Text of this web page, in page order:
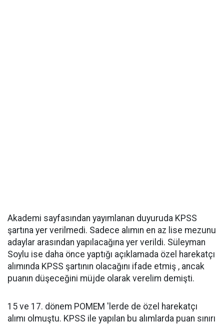
Akademi sayfasından yayımlanan duyuruda KPSS
şartına yer verilmedi. Sadece alımın en az lise mezunu
adaylar arasından yapılacağına yer verildi. Süleyman
Soylu ise daha önce yaptığı açıklamada özel harekatçı
alımında KPSS şartının olacağını ifade etmiş , ancak
puanın düşeceğini müjde olarak verelim demişti.
15 ve 17. dönem POMEM 'lerde de özel harekatçı
alımı olmuştu. KPSS ile yapılan bu alımlarda puan sınırı